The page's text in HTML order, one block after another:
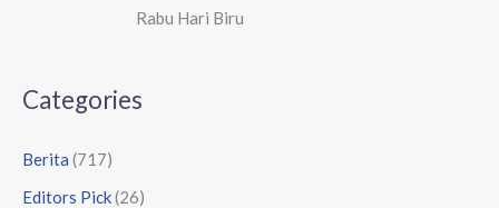
Rabu Hari Biru
Categories
Berita (717)
Editors Pick(26)